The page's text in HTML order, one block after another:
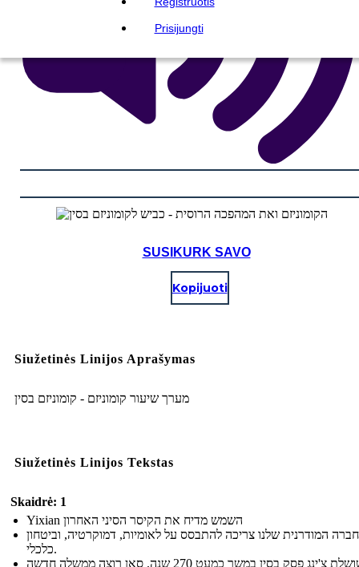
Prisijungti
SUSIKURK SAVO
Kopijuoti
Siužetinės Linijos Aprašymas
מערך שיעור קומוניזם - קומוניזם בסין
Siužetinės Linijos Tekstas
Skaidrė: 1
Yixian השמש מדיח את הקיסר הסיני האחרון
המודרנית שלנו צריכה להתבסס על לאומיות, דמוקרטיה, וביטחון
כלכלי.
שושלת צ'ינג פסק בסין במשך כמעט 270 שנה. סאן רוצה ממשלה חדשה